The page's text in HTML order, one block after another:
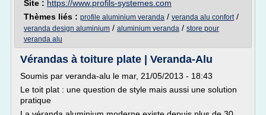
Site : https://www.profils-systemes.com
Thèmes liés : profile aluminium veranda / veranda alu confort/
veranda design aluminium / aluminium veranda / store pour
veranda alu
Vérandas à toiture plate | Veranda-Alu
Soumis par veranda-alu le mar, 21/05/2013 - 18:43
Le toit plat : une question de style mais aussi une solution
pratique